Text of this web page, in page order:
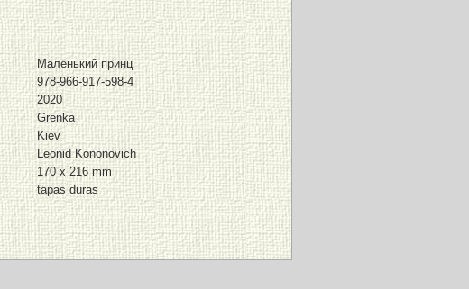
Маленький принц
978-966-917-598-4
2020
Grenka
Kiev
Leonid Kononovich
170 x 216 mm
tapas duras